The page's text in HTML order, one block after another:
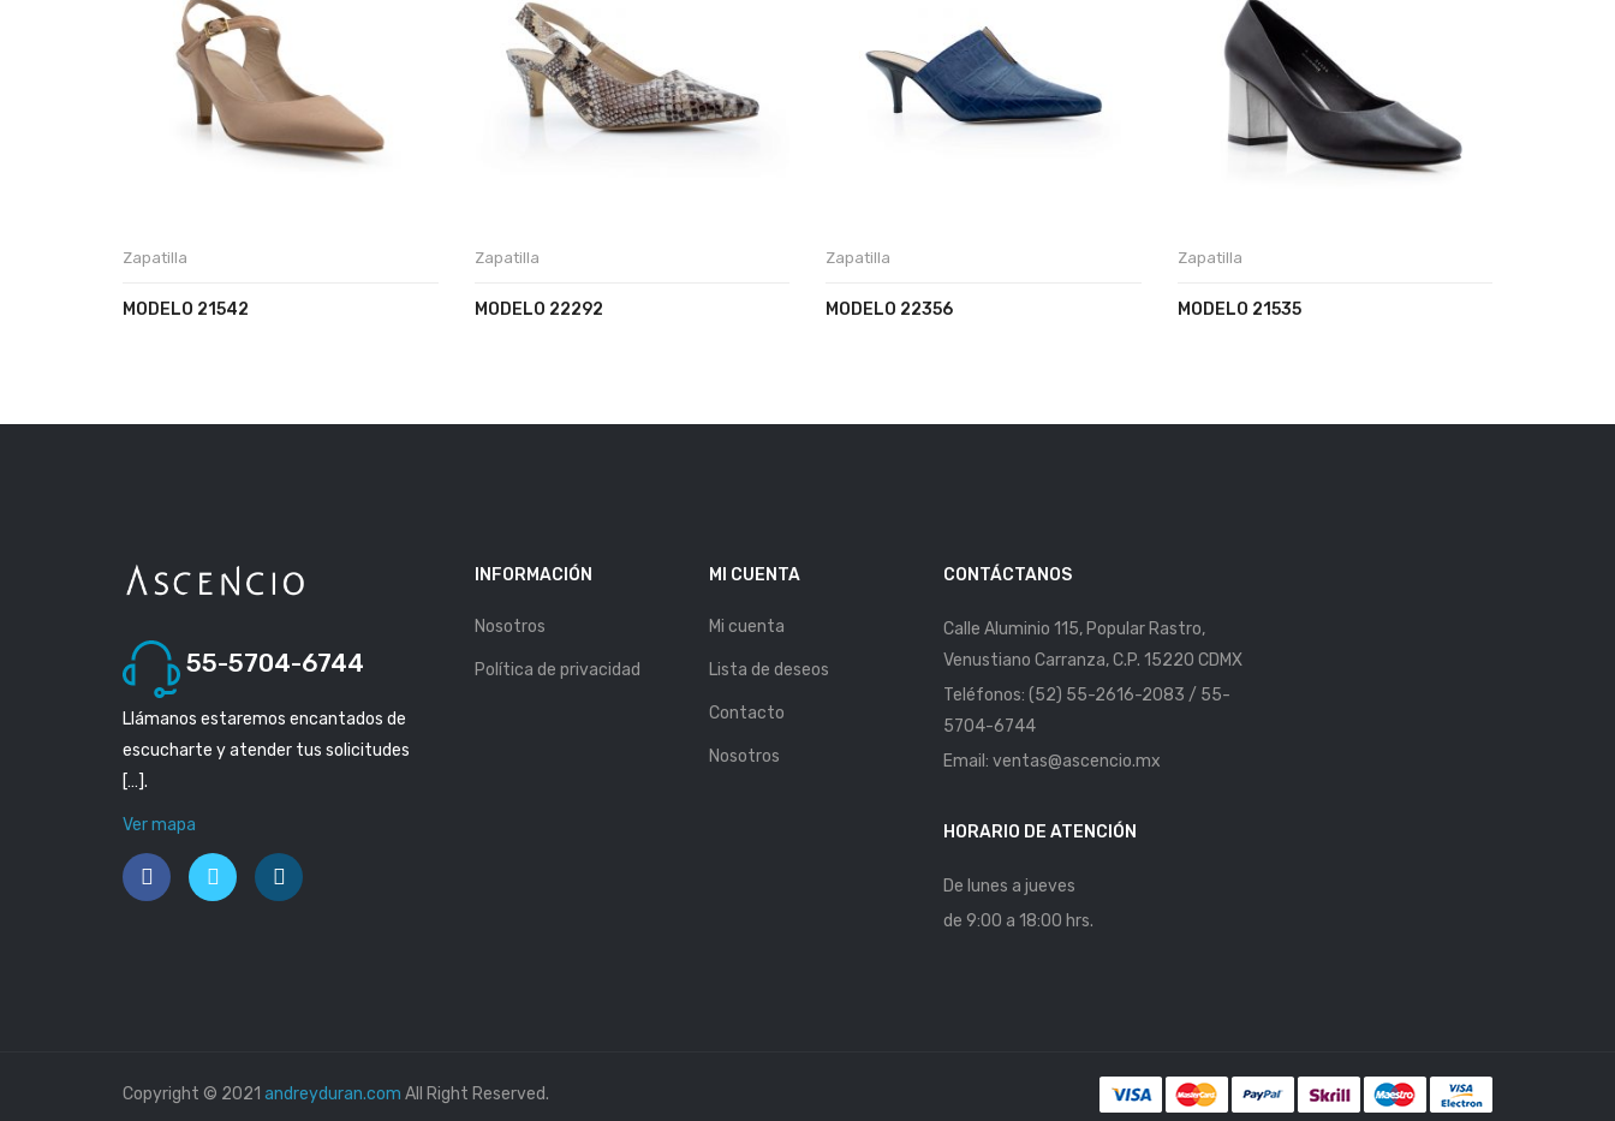
Zapatilla
MODELO 21542
Zapatilla
MODELO 22292
Zapatilla
MODELO 22356
Zapatilla
MODELO 21535
55-5704-6744
Llámanos estaremos encantados de
escucharte y atender tus solicitudes
[…].
Ver mapa
INFORMACIÓN
Nosotros
Política de privacidad
MI CUENTA
Mi cuenta
Lista de deseos
Contacto
Nosotros
CONTÁCTANOS
Calle Aluminio 115, Popular Rastro,
Venustiano Carranza, C.P. 15220 CDMX
Teléfonos: (52) 55-2616-2083 / 55-
5704-6744
Email: ventas@ascencio.mx
HORARIO DE ATENCIÓN
De lunes a jueves
de 9:00 a 18:00 hrs.
Copyright © 2021 andreyduran.com All Right Reserved.